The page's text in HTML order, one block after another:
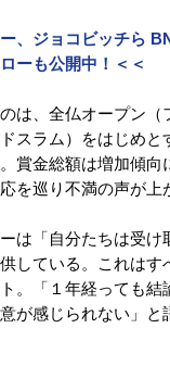
、ジョコビッチら
ーも公開中！＜＜
は、全仏オープン（
スラム）をはじめと
賞金総額は増加傾向
を巡り不満の声が上
は「自分たちは受け
している。これはす
。「１年経っても結
が感じられない」と